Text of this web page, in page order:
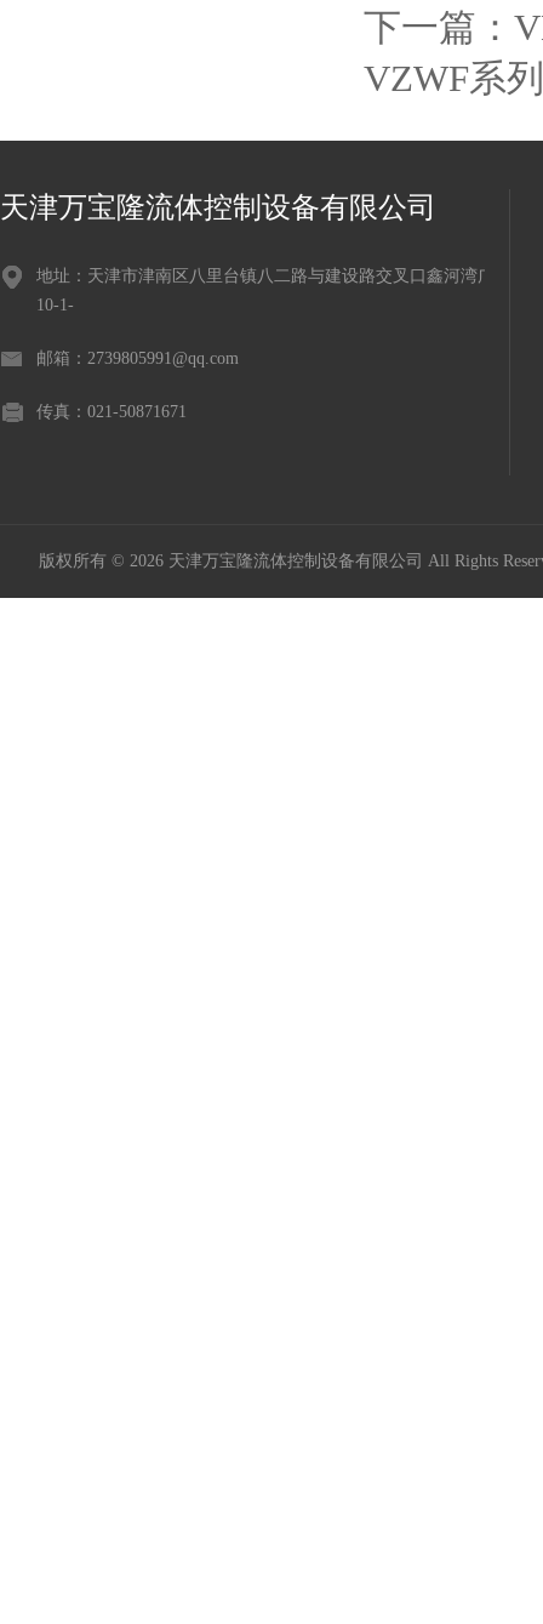
下一篇：
VZWF系列
天津万宝隆流体控制设备有限公司
地址：天津市津南区八里台镇八二路与建设路交叉口鑫河湾广场
10-1-
邮箱：2739805991@qq.com
传真：021-50871671
版权所有 © 2026 天津万宝隆流体控制设备有限公司 All Rights